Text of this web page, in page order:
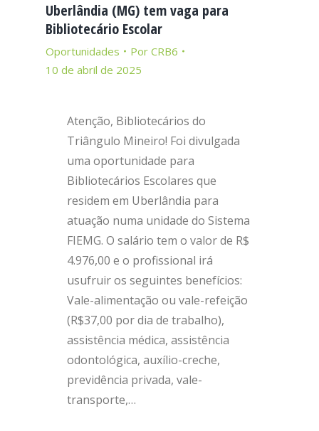
Uberlândia (MG) tem vaga para
Bibliotecário Escolar
Oportunidades Por CRB6
10 de abril de 2025
Atenção, Bibliotecários do
Triângulo Mineiro! Foi divulgada
uma oportunidade para
Bibliotecários Escolares que
residem em Uberlândia para
atuação numa unidade do Sistema
FIEMG. O salário tem o valor de R$
4.976,00 e o profissional irá
usufruir os seguintes benefícios:
Vale-alimentação ou vale-refeição
(R$37,00 por dia de trabalho),
assistência médica, assistência
odontológica, auxílio-creche,
previdência privada, vale-
transporte,…